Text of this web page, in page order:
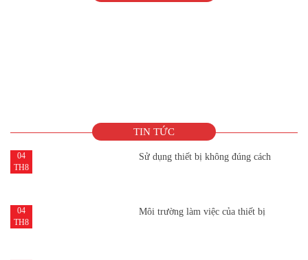
TIN TỨC
04
TH8
Sử dụng thiết bị không đúng cách
04
TH8
Môi trường làm việc của thiết bị